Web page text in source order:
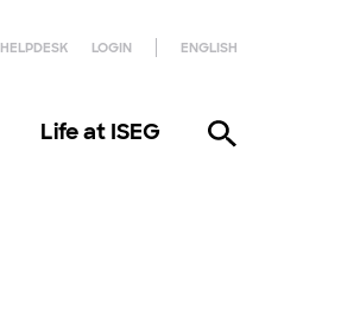
HELPDESK LOGIN ENGLISH
Life at ISEG